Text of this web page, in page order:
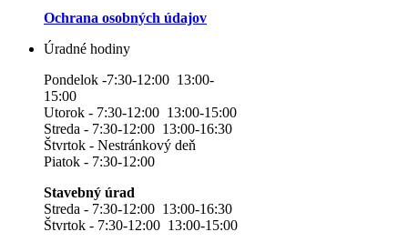
Ochrana osobných údajov
Úradné hodiny
Pondelok -7:30-12:00 13:00-
15:00
Utorok - 7:30-12:00 13:00-15:00
Streda - 7:30-12:00 13:00-16:30
Štvrtok - Nestránkový deň
Piatok - 7:30-12:00
Stavebný úrad
Streda - 7:30-12:00 13:00-16:30
Štvrtok - 7:30-12:00 13:00-15:00